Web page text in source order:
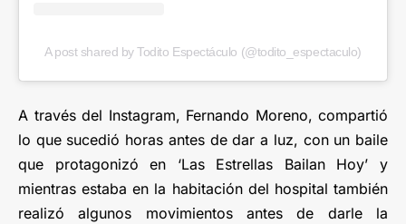
A post shared by Todito Espectáculo (@todito_espectaculo)
A través del Instagram, Fernando Moreno, compartió
lo que sucedió horas antes de dar a luz, con un baile
que protagonizó en ‘Las Estrellas Bailan Hoy’ y
mientras estaba en la habitación del hospital también
realizó algunos movimientos antes de darle la